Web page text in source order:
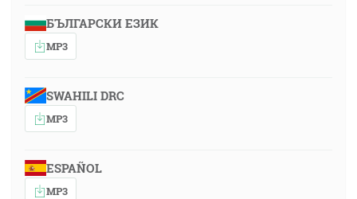
БЪЛГАРСКИ ЕЗИК
MP3
SWAHILI DRC
MP3
ESPAÑOL
MP3